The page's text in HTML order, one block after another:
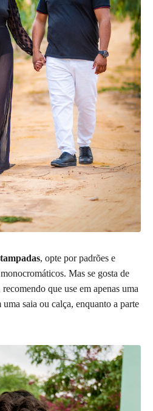
, opte por padrões e
Mas se gosta de
que use em apenas uma
saia ou calça, enquanto a parte